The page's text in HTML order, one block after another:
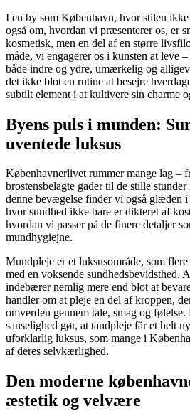
I en by som København, hvor stilen
også om, hvordan vi præsenterer os, er
kosmetisk, men en del af en større
måde, vi engagerer os i kunsten at leve
både indre og ydre, umærkelig og
det ikke blot en rutine at besejre
subtilt element i at kultivere sin charme
Byens puls i munden:
uventede luksus
Københavnerlivet rummer mange lag –
brostensbelagte gader til de stille
denne bevægelse finder vi også glæden
hvor sundhed ikke bare er dikteret af
hvordan vi passer på de finere detaljer
mundhygiejne.
Mundpleje er et luksusområde, som
med en voksende sundhedsbevidsthed.
indebærer nemlig mere end blot at
handler om at pleje en del af kroppen,
omverden gennem tale, smag og
sanselighed gør, at tandpleje får et helt
uforklarlig luksus, som mange i
af deres selvkærlighed.
Den moderne
æstetik og velvære